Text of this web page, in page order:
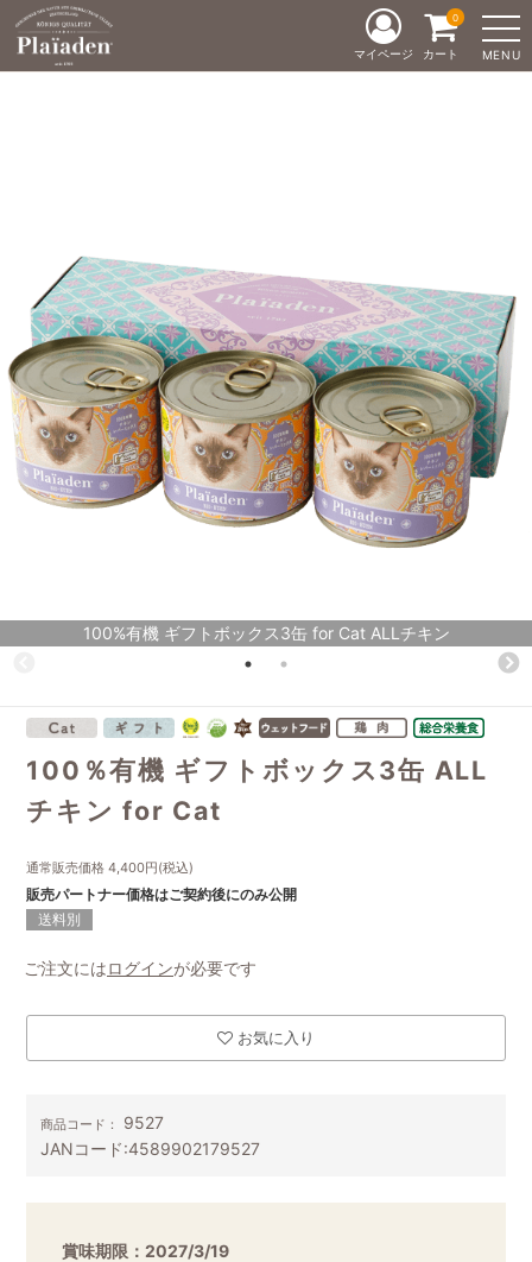
MENU
マイページ カート
0
100%有機 ギフトボックス3缶 for Cat ALLチキン
100％有機 ギフトボックス3缶 ALL
チキン for Cat
通常販売価格 4,400円(税込)
販売パートナー価格はご契約後にのみ公開
送料別
ご注文にはログインが必要です
お気に入り
商品コード：
9527
JANコード:4589902179527
賞味期限：2027/3/19